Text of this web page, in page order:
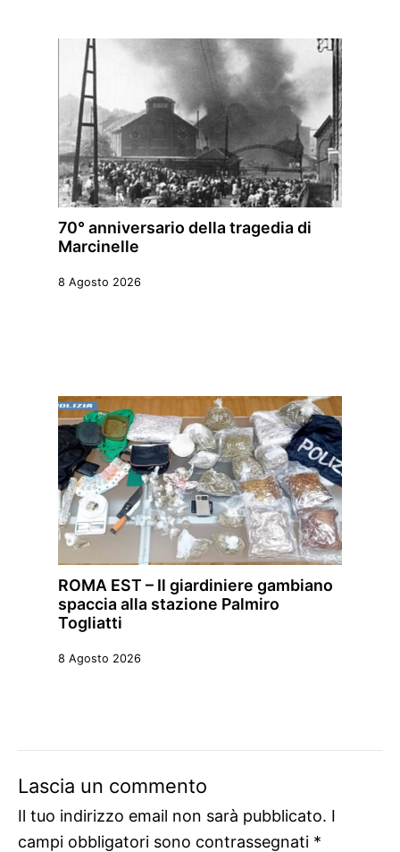
70° anniversario della tragedia di
Marcinelle
8 Agosto 2026
ROMA EST – Il giardiniere gambiano
spaccia alla stazione Palmiro
Togliatti
8 Agosto 2026
Lascia un commento
Il tuo indirizzo email non sarà pubblicato. I
campi obbligatori sono contrassegnati *